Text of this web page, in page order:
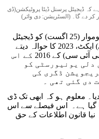
ڈیجیٹل پرسنل ڈیٹا پروٹیکشن(ڈی
دہلی ہائی کورٹ نے سوموار (25 اگست) کو ڈیجیٹل
پرسنل ڈیٹا پروٹیکشن (ڈی پی ڈی پی) ایکٹ، 2023 کا حوالہ دیتے
ہوئے سینٹرل انفارمیشن کمیشن (سی آئی سی) کے 2016 کے اس
دلی یونیورسٹی کو
ڈگری کی
دی گئی تھی ۔
معلوم ہو کہ ابھی تک ڈی
گیا ہے۔ اس فیصلے سے اس
قانون اطلاعات کے حق